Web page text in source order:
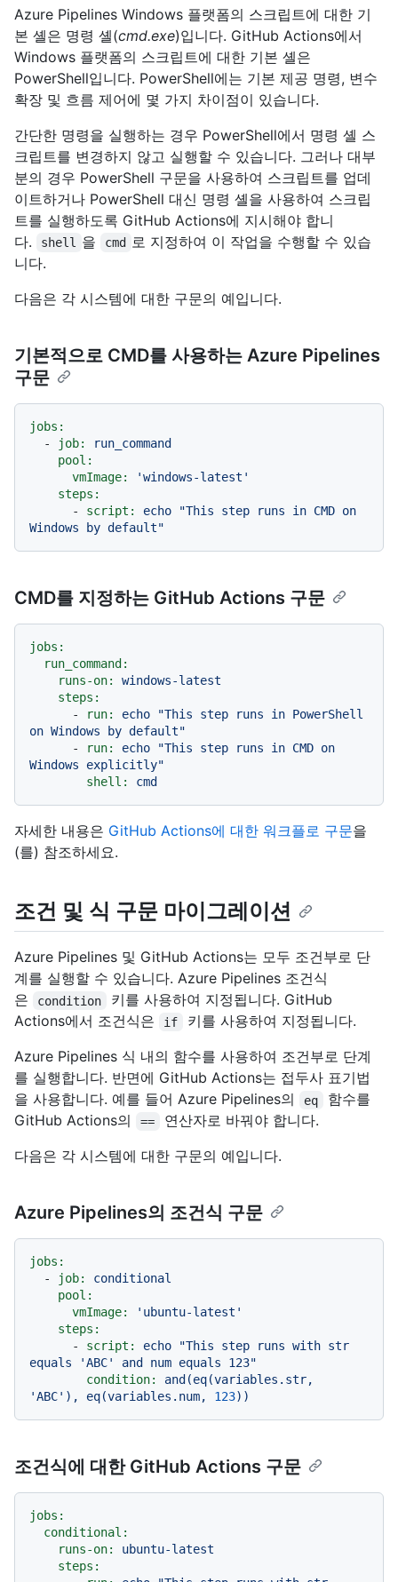
Azure Pipelines Windows 플랫폼의 스크립트에 대한 기
본 셸은 명령 셸(cmd.exe)입니다. GitHub Actions에서
Windows 플랫폼의 스크립트에 대한 기본 셸은
PowerShell입니다. PowerShell에는 기본 제공 명령, 변수
확장 및 흐름 제어에 몇 가지 차이점이 있습니다.
간단한 명령을 실행하는 경우 PowerShell에서 명령 셸 스
크립트를 변경하지 않고 실행할 수 있습니다. 그러나 대부
분의 경우 PowerShell 구문을 사용하여 스크립트를 업데
이트하거나 PowerShell 대신 명령 셸을 사용하여 스크립
트를 실행하도록 GitHub Actions에 지시해야 합니
다.
shell 을 cmd 로 지정하여 이 작업을 수행할 수 있습
니다.
다음은 각 시스템에 대한 구문의 예입니다.
기본적으로 CMD를 사용하는 Azure Pipelines
구문
jobs:
-
job:
run_command
pool:
vmImage:
'windows-latest'
steps:
-
script: echo
"This step runs in CMD on
Windows by default"
CMD를 지정하는 GitHub Actions 구문
jobs:
run_command:
runs-on:
windows-latest
steps:
-
run: echo
"This step runs in PowerShell
on Windows by default"
-
run: echo
"This step runs in CMD on
Windows explicitly"
shell:
cmd
자세한 내용은 GitHub Actions에 대한 워크플로 구문을
(를) 참조하세요.
조건 및 식 구문 마이그레이션
Azure Pipelines 및 GitHub Actions는 모두 조건부로 단
계를 실행할 수 있습니다. Azure Pipelines 조건식
은
condition
키를 사용하여 지정됩니다. GitHub
Actions에서 조건식은
if
키를 사용하여 지정됩니다.
Azure Pipelines 식 내의 함수를 사용하여 조건부로 단계
를 실행합니다. 반면에 GitHub Actions는 접두사 표기법
을 사용합니다. 예를 들어 Azure Pipelines의
eq
함수를
GitHub Actions의
==
연산자로 바꿔야 합니다.
다음은 각 시스템에 대한 구문의 예입니다.
Azure Pipelines의 조건식 구문
jobs:
-
job:
conditional
pool:
vmImage:
'ubuntu-latest'
steps:
-
script: echo
"This step runs with str
equals 'ABC' and num equals 123"
condition:
and(eq(variables.str,
'ABC' ), eq(variables.num, 123))
조건식에 대한 GitHub Actions 구문
jobs:
conditional:
runs-on:
ubuntu-latest
steps: